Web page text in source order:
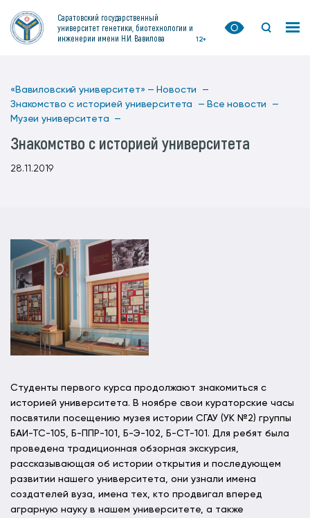
Саратовский государственный
университет генетики, биотехнологии и
инженерии имени Н.И. Вавилова
12+
«Вавиловский университет» — Новости —
Знакомство с историей университета — Все новости —
Музеи университета —
Знакомство с историей университета
28.11.2019
Студенты первого курса продолжают знакомиться с
историей университета. В ноябре свои кураторские часы
посвятили посещению музея истории СГАУ (УК №2) группы
БАИ-ТС-105, Б-ППР-101, Б-Э-102, Б-СТ-101. Для ребят была
проведена традиционная обзорная экскурсия,
рассказывающая об истории открытия и последующем
развитии нашего университета, они узнали имена
создателей вуза, имена тех, кто продвигал вперед
аграрную науку в нашем университете, а также